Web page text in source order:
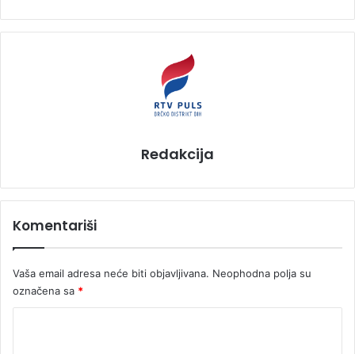
Redakcija
Komentariši
Vaša email adresa neće biti objavljivana. Neophodna polja su
označena sa *